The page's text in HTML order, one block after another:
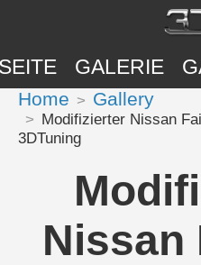
GALERIE
Home Gallery
Modifizierter Nissan
3DTuning
Nissan